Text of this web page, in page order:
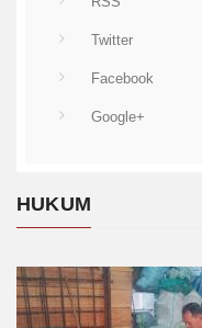
Twitter
Facebook
Google+
HUKUM